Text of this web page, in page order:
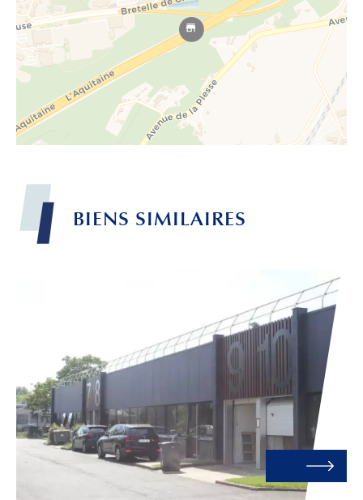
BIENS SIMILAIRES